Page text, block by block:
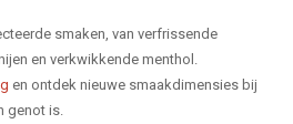
smaken, van verfrissende
en verkwikkende menthol.
en ontdek nieuwe smaakdimensies bij
genot is.